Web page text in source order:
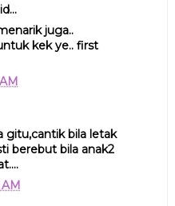
juga..
kek ye.. first
gitu,cantik bila letak
berebut bila anak2